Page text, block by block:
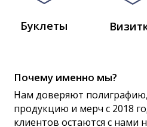
Буклеты
Почему именно мы?
Нам доверяют
продукцию и мерч с 2018
клиентов остаются с нами